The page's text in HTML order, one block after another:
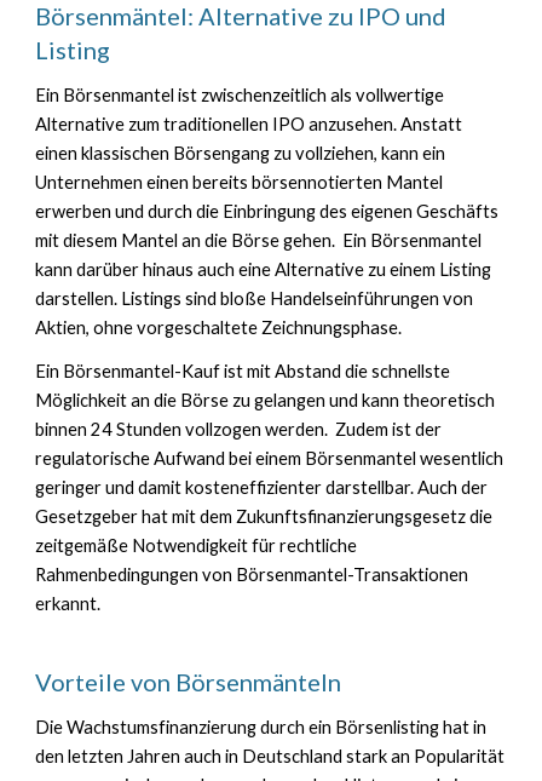
Börsenmäntel: Alternative zu IPO und
Listing
Ein Börsenmantel ist zwischenzeitlichals vollwertige
Alternative zum traditionellen IPO anzusehen. Anstatt
einen klassischen Börsengang zu vollziehen, kann ein
Unternehmen einen bereits börsennotierten Mantel
erwerben und durch die Einbringung des eigenen Geschäfts
mit diesem Mantel an die Börse gehen. Ein Börsenmantel
kann darüber hinaus aucheine Alternative zu einem Listing
darstellen. Listings sind bloße Handelseinführungen von
Aktien, ohne vorgeschaltete Zeichnungsphase.
Ein Börsenmantel-Kauf ist mit Abstand die schnellste
Möglichkeit an die Börse zu gelangen und kann theoretisch
binnen 24 Stunden vollzogen werden. Zudem ist der
regulatorische Aufwand bei einem Börsenmantel wesentlich
geringer und damit kosteneffizienter darstellbar. Auch der
Gesetzgeber hat mit dem Zukunftsfinanzierungsgesetz die
zeitgemäße Notwendigkeit für rechtliche
Rahmenbedingungen von Börsenmantel-Transaktionen
erkannt.
Vorteile von Börsenmänteln
Die Wachstumsfinanzierung durch ein Börsenlisting hat in
den letzten Jahren auch in Deutschland stark an Popularität